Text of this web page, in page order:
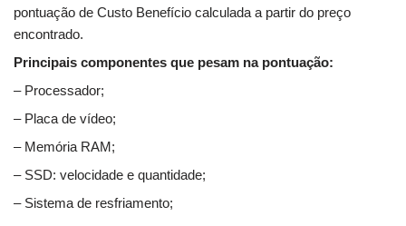
pontuação de Custo Benefício calculada a partir do preço
encontrado.
Principais componentes que pesam na pontuação:
– Processador;
– Placa de vídeo;
– Memória RAM;
– SSD: velocidade e quantidade;
– Sistema de resfriamento;